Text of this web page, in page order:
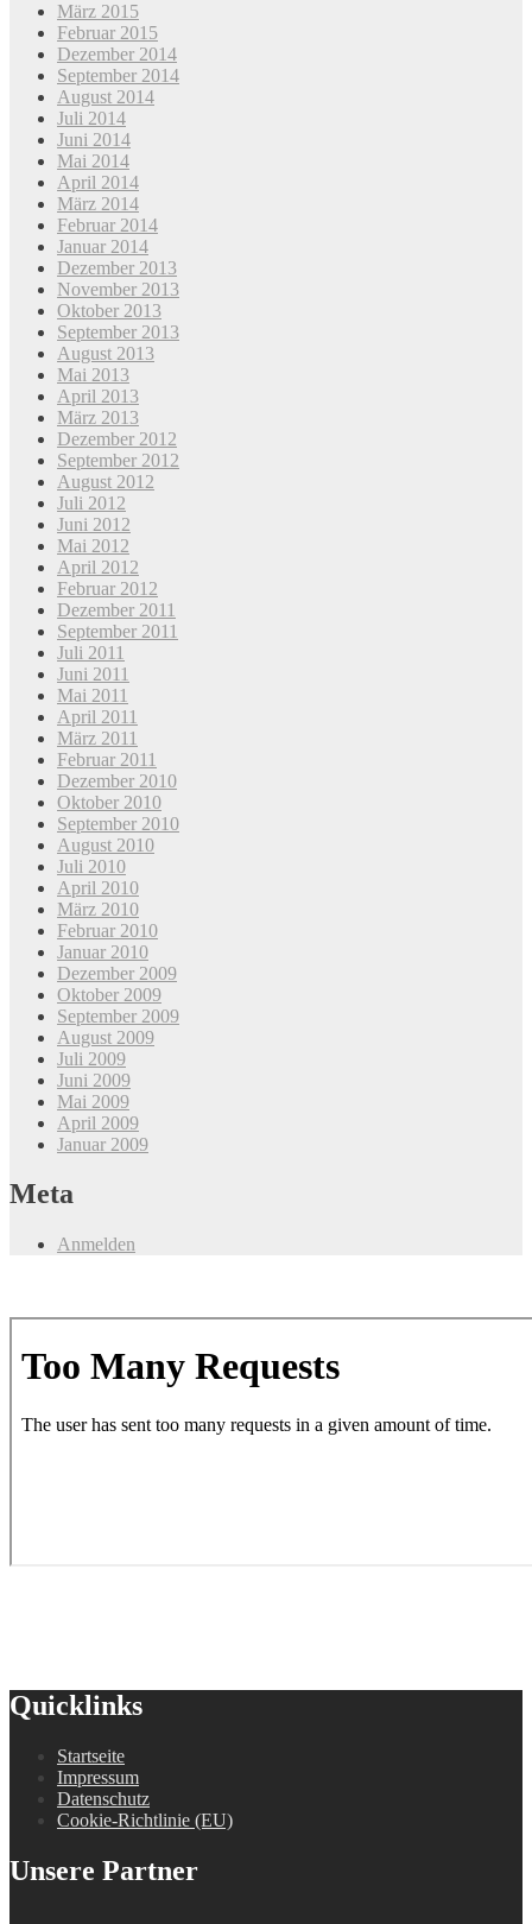
März 2015
Februar 2015
Dezember 2014
September 2014
August 2014
Juli 2014
Juni 2014
Mai 2014
April 2014
März 2014
Februar 2014
Januar 2014
Dezember 2013
November 2013
Oktober 2013
September 2013
August 2013
Mai 2013
April 2013
März 2013
Dezember 2012
September 2012
August 2012
Juli 2012
Juni 2012
Mai 2012
April 2012
Februar 2012
Dezember 2011
September 2011
Juli 2011
Juni 2011
Mai 2011
April 2011
März 2011
Februar 2011
Dezember 2010
Oktober 2010
September 2010
August 2010
Juli 2010
April 2010
März 2010
Februar 2010
Januar 2010
Dezember 2009
Oktober 2009
September 2009
August 2009
Juli 2009
Juni 2009
Mai 2009
April 2009
Januar 2009
Meta
Anmelden
Quicklinks
Startseite
Impressum
Datenschutz
Cookie-Richtlinie (EU)
Unsere Partner